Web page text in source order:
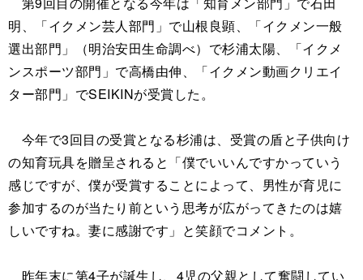
明、「イクメン芸人部門」で山根良顕、「イクメン一般
選出部門」（明治安田生命調べ）で杉浦太陽、「イクメ
ンスポーツ部門」で高橋由伸、「イクメン動画クリエイ
ター部門」でSEIKINが受賞した。
今年で3回目の受賞となる杉浦は、受賞の盾と子供向け
の知育玩具を贈呈されると「僕でいいんですかっていう
感じですが、僕が受賞することによって、男性が育児に
参加するのが当たり前という思考が広がってきたのは嬉
しいですね。妻に感謝です」と笑顔でコメント。
昨年末に第4子が誕生し、4児の父親として奮闘してい